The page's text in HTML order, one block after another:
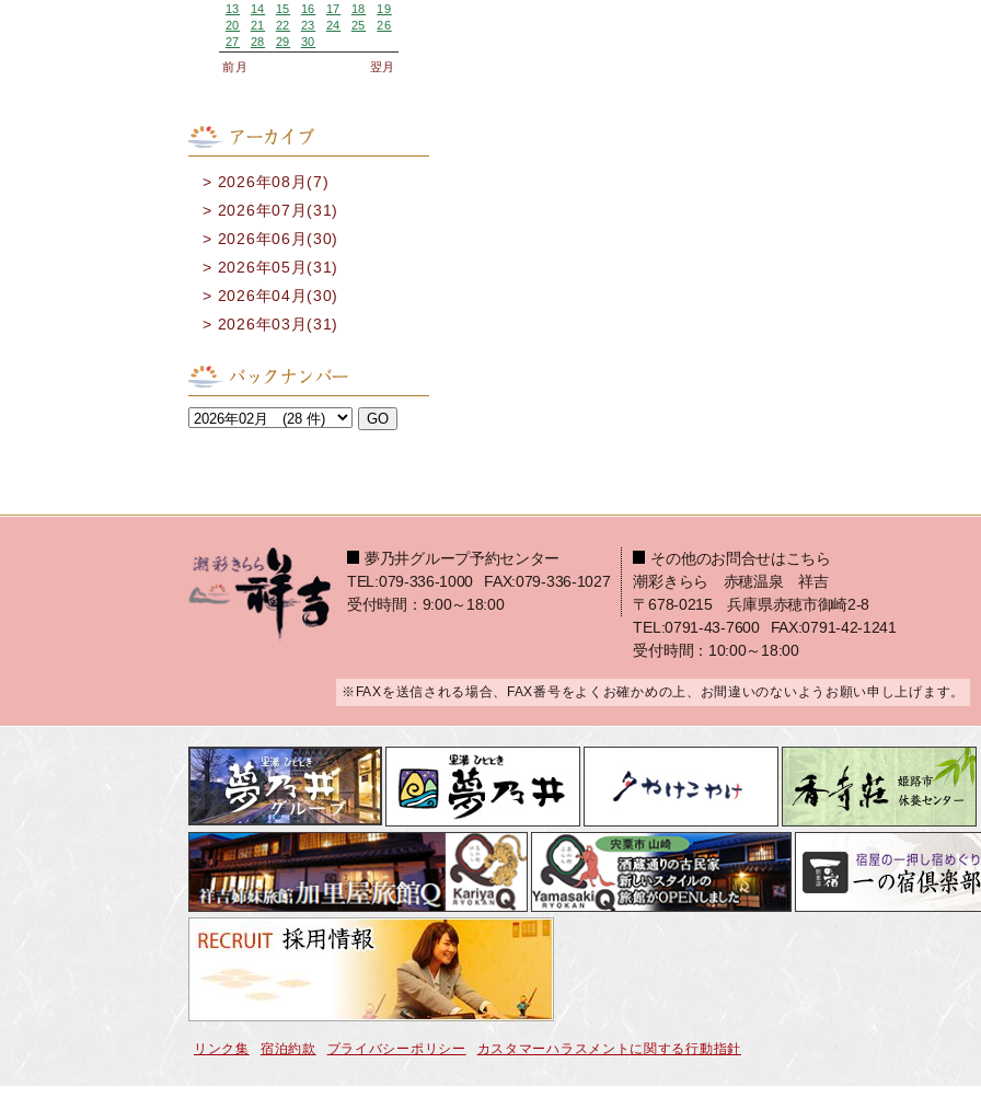
13
14 15 16 17 18
19
20
21 22 23 24 25
26
27
28 29
30
前月
翌月
アーカイブ
2026年08月(7)
2026年07月(31)
2026年06月(30)
2026年05月(31)
2026年04月(30)
2026年03月(31)
バックナンバー
夢乃井グループ予約センター
TEL:079-336-1000
FAX:079-336-1027
受付時間：9:00～18:00
その他のお問合せはこちら
潮彩きらら 赤穂温泉 祥吉
〒678-0215 兵庫県赤穂市御崎2-8
TEL:0791-43-7600
FAX:0791-42-1241
受付時間：10:00～18:00
※FAXを送信される場合、FAX番号をよくお確かめの上、お間違いのないようお願い申し上げます。
リンク集 宿泊約款 プライバシーポリシー カスタマーハラスメントに関する行動指針